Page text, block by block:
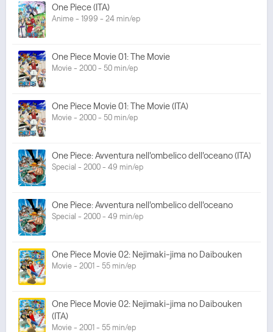
One Piece (ITA)
Anime - 1999 - 24 min/ep
One Piece Movie 01: The Movie
Movie - 2000 - 50 min/ep
One Piece Movie 01: The Movie (ITA)
Movie - 2000 - 50 min/ep
One Piece: Avventura nell'ombelico dell'oceano (ITA)
Special - 2000 - 49 min/ep
One Piece: Avventura nell'ombelico dell'oceano
Special - 2000 - 49 min/ep
One Piece Movie 02: Nejimaki-jima no Daibouken
Movie - 2001 - 55 min/ep
One Piece Movie 02: Nejimaki-jima no Daibouken
(ITA)
Movie - 2001 - 55 min/ep